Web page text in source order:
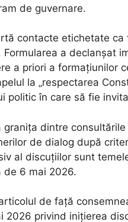
de guvernare.
contacte etichetate ca
a declanșat
a priori a formațiunilor
la „respectarea
politic în care să fie
dintre
de dialog după
al discuțiilor sunt
de 6 mai 2026.
de față
2026 privind inițierea